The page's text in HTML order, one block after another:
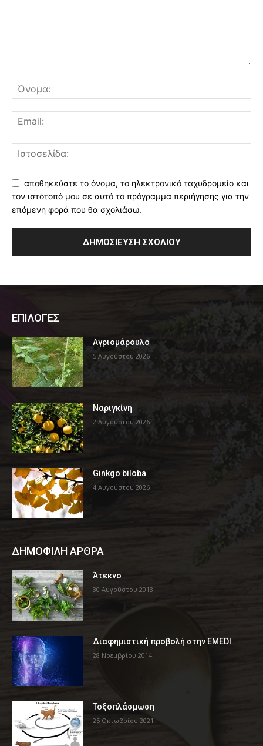
αποθηκεύστε το όνομα, το ηλεκτρονικό ταχυδρομείο και
τον ιστότοπό μου σε αυτό το πρόγραμμα περιήγησης για την
επόμενη φορά που θα σχολιάσω.
ΕΠΙΛΟΓΕΣ
Αγριομάρουλο
5 Αυγούστου 2026
Ναριγκίνη
2 Αυγούστου 2026
Ginkgo biloba
4 Αυγούστου 2026
ΔΗΜΟΦΙΛΗ ΑΡΘΡΑ
Άτεκνο
30 Αυγούστου 2013
Διαφημιστική προβολή στην EMEDI
28 Νοεμβρίου 2014
Τοξοπλάσμωση
25 Οκτωβρίου 2021